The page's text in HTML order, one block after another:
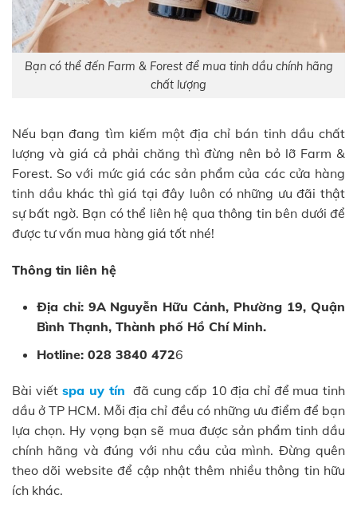
Bạn có thể đến Farm & Forest để mua tinh dầu chính hãng
chất lượng
Nếu bạn đang tìm kiếm một địa chỉ bán tinh dầu chất
lượng và giá cả phải chăng thì đừng nên bỏ lỡ Farm &
Forest. So với mức giá các sản phẩm của các cửa hàng
tinh dầu khác thì giá tại đây luôn có những ưu đãi thật
sự bất ngờ. Bạn có thể liên hệ qua thông tin bên dưới để
được tư vấn mua hàng giá tốt nhé!
Thông tin liên hệ
Địa chỉ: 9A Nguyễn Hữu Cảnh, Phường 19, Quận
Bình Thạnh, Thành phố Hồ Chí Minh.
Hotline: 028 3840 4726
Bài viếtspa uy tín đã cung cấp 10 địa chỉ để mua tinh
dầu ở TP HCM. Mỗi địa chỉ đều có những ưu điểm để bạn
lựa chọn. Hy vọng bạn sẽ mua được sản phẩm tinh dầu
chính hãng và đúng với nhu cầu của mình. Đừng quên
theo dõi website để cập nhật thêm nhiều thông tin hữu
ích khác.